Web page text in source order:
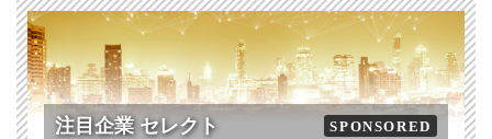
注目企業 セレクト SPONSORED